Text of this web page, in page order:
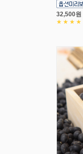
32,500원
★★★★